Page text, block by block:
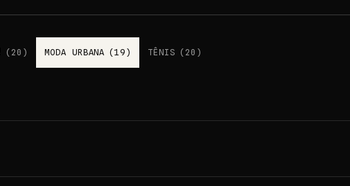
( 20 ) MODA URBANA (19 ) TÊNIS ( 20 )